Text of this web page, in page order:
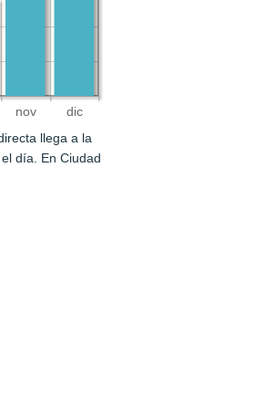
nov dic
llega a la
día. En Ciudad